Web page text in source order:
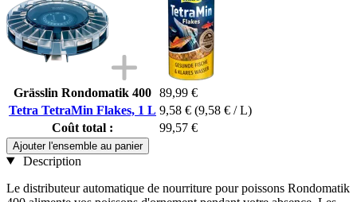
Grässlin Rondomatik 400 89,99 €
Tetra TetraMin Flakes, 1 L 9,58 € (9,58 € / L)
Coût total :
99,57 €
Ajouter l'ensemble au panier
Description
Le distributeur automatique de nourriture pour poissons Rondomatik